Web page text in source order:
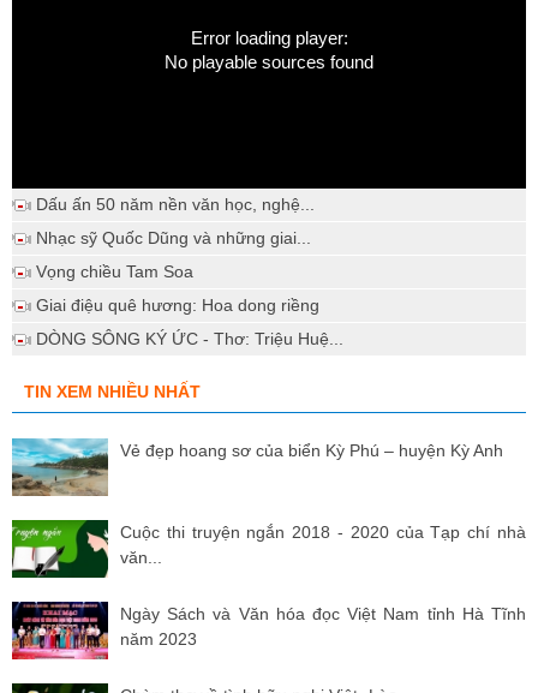
Error loading player:
No playable sources found
Dấu ấn 50 năm nền văn học, nghệ...
Nhạc sỹ Quốc Dũng và những giai...
Vọng chiều Tam Soa
Giai điệu quê hương: Hoa dong riềng
DÒNG SÔNG KÝ ỨC - Thơ: Triệu Huệ...
TIN XEM NHIỀU NHẤT
Vẻ đẹp hoang sơ của biển Kỳ Phú – huyện Kỳ Anh
Cuộc thi truyện ngắn 2018 - 2020 của Tạp chí nhà
văn...
Ngày Sách và Văn hóa đọc Việt Nam tỉnh Hà Tĩnh
năm 2023